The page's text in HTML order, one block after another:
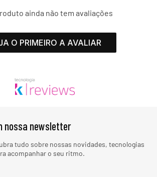
ainda não tem avaliações
O PRIMEIRO A AVALIAR
nossa newsletter
tudo sobre nossas novidades, tecnologias
acompanhar o seu ritmo.